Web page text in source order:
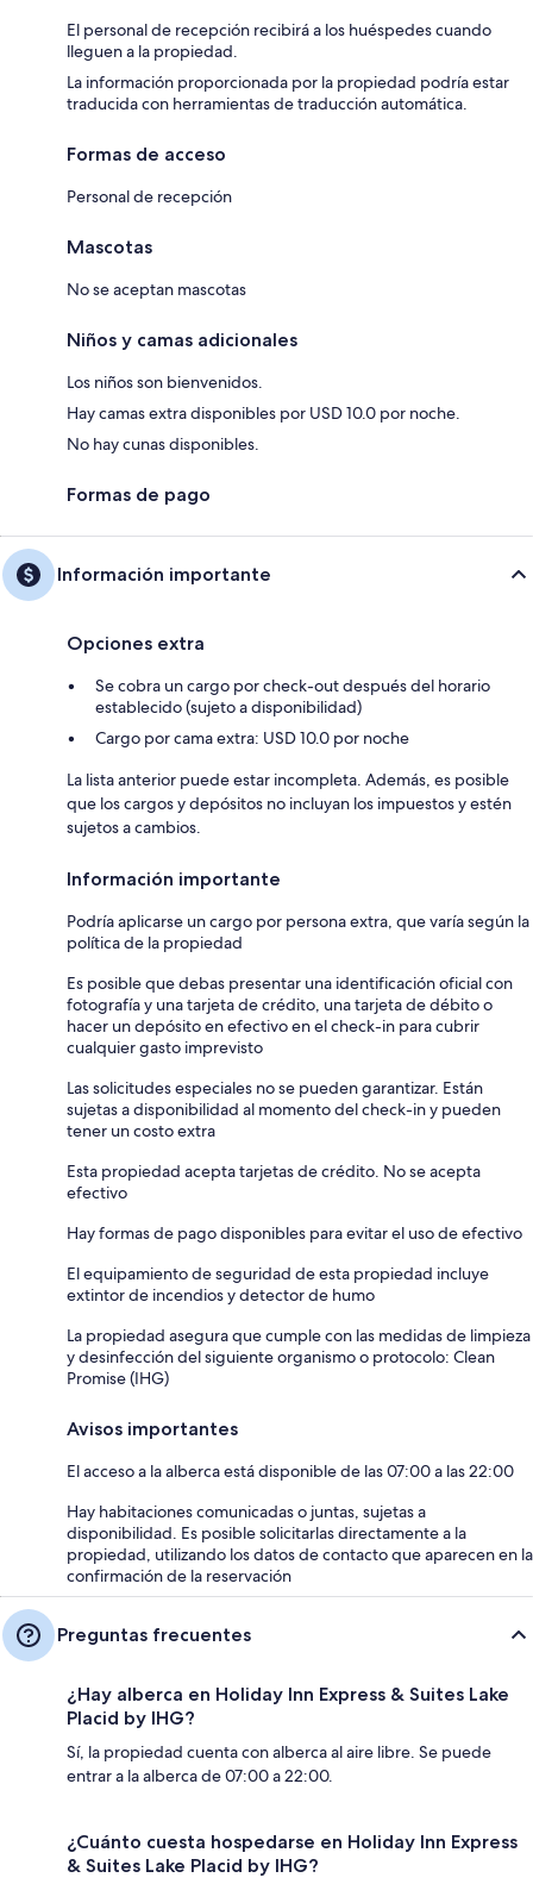
El personal de recepción recibirá a los huéspedes cuando
lleguen a la propiedad.
La información proporcionada por la propiedad podría estar
traducida con herramientas de traducción automática.
Formas de acceso
Personal de recepción
Mascotas
No se aceptan mascotas
Niños y camas adicionales
Los niños son bienvenidos.
Hay camas extra disponibles por USD 10.0 por noche.
No hay cunas disponibles.
Formas de pago
Información importante
Opciones extra
Se cobra un cargo por check-out después del horario
establecido (sujeto a disponibilidad)
Cargo por cama extra: USD 10.0 por noche
La lista anterior puede estar incompleta. Además, es posible
que los cargos y depósitos no incluyan los impuestos y estén
sujetos a cambios.
Información importante
Podría aplicarse un cargo por persona extra, que varía según la
política de la propiedad
Es posible que debas presentar una identificación oficial con
fotografía y una tarjeta de crédito, una tarjeta de débito o
hacer un depósito en efectivo en el check-in para cubrir
cualquier gasto imprevisto
Las solicitudes especiales no se pueden garantizar. Están
sujetas a disponibilidad al momento del check-in y pueden
tener un costo extra
Esta propiedad acepta tarjetas de crédito. No se acepta
efectivo
Hay formas de pago disponibles para evitar el uso de efectivo
El equipamiento de seguridad de esta propiedad incluye
extintor de incendios y detector de humo
La propiedad asegura que cumple con las medidas de limpieza
y desinfección del siguiente organismo o protocolo: Clean
Promise (IHG)
Avisos importantes
El acceso a la alberca está disponible de las 07:00 a las 22:00
Hay habitaciones comunicadas o juntas, sujetas a
disponibilidad. Es posible solicitarlas directamente a la
propiedad, utilizando los datos de contacto que aparecen en la
confirmación de la reservación
Preguntas frecuentes
¿Hay alberca en Holiday Inn Express & Suites Lake
Placid by IHG?
Sí, la propiedad cuenta con alberca al aire libre. Se puede
entrar a la alberca de 07:00 a 22:00.
¿Cuánto cuesta hospedarse en Holiday Inn Express
& Suites Lake Placid by IHG?